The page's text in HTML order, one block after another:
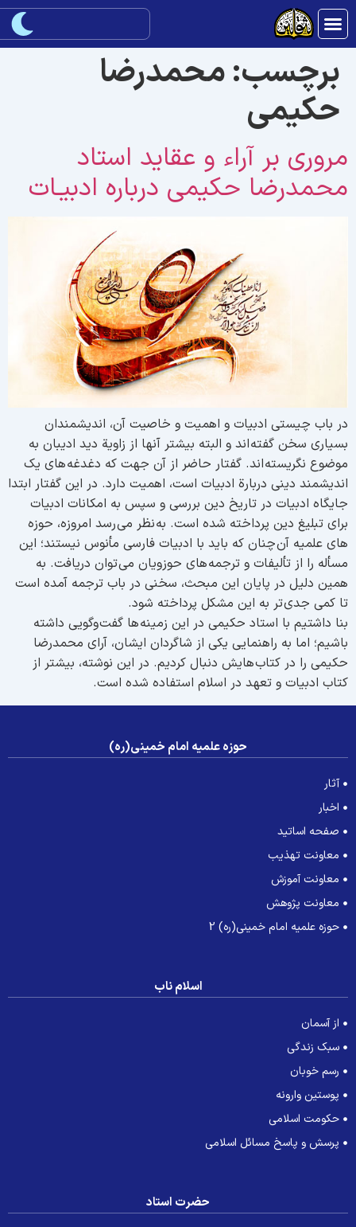
برچسب:محمدرضا
حکيمی
بر آراء و عقايد استاد
حکيمی درباره ادبيـات
باب چیستی ادبیات و اهمیت و خاصیت آن، اندیشمندان
سخن گفته اند و البته بیشتر آنها از زاویة دید ادیبان به
نگریسته اند. گفتار حاضر از آن جهت که دغدغه های یک
دینی دربارة ادبیات است، اهمیت دارد. در این گفتار ابتدا
ادبیات در تاریخ دین بررسی و سپس به امکانات ادبیات
تبلیغ دین پرداخته شده است. به نظر می رسد امروزه، حوزه
علمیه آن چنان که باید با ادبیات فارسی مأنوس نیستند؛ این
را از تألیفات و ترجمه های حوزویان می توان دریافت. به
دلیل در پایان این مبحث، سخنی در باب ترجمه آمده است
کمی جدی تر به این مشکل پرداخته شود.
داشتیم با استاد حکیمی در این زمینه ها گفت وگویی داشته
اما به راهنمایی یکی از شاگردان ایشان، آرای محمدرضا
را در کتاب هایش دنبال کردیم. در این نوشته، بیشتر از
ادبیات و تعهد در اسلام استفاده شده است.
حوزه علمیه امام خمینی(ره)
آثار
اخبار
صفحه اساتید
معاونت تهذیب
معاونت آموزش
معاونت پژوهش
حوزه علمیه امام خمینی(ره) 2
اسلام ناب
از آسمان
سبک زندگی
رسم خوبان
پوستین وارونه
حکومت اسلامی
پرسش و پاسخ مسائل اسلامی
حضرت استاد